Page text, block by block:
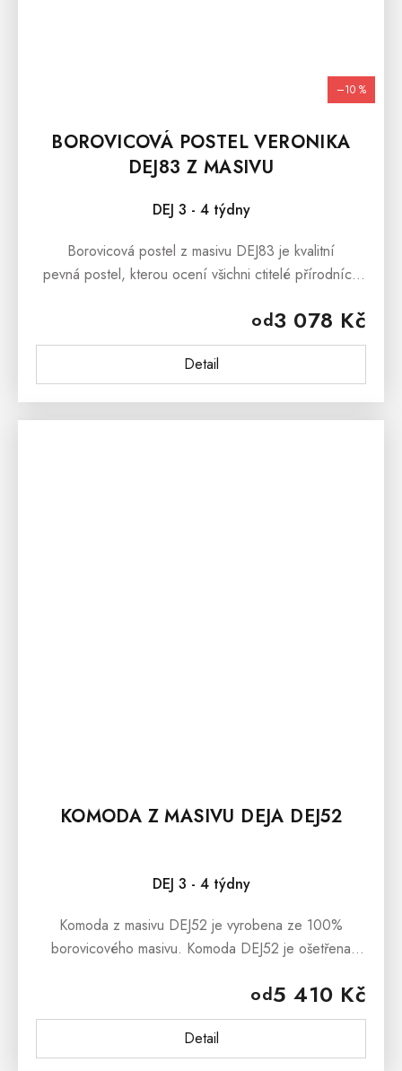
–10 %
BOROVICOVÁ POSTEL VERONIKA
DEJ83 Z MASIVU
DEJ 3 - 4 týdny
od3 078 Kč
Detail
Borovicová postel z masivu DEJ83 je kvalitní
pevná postel, kterou ocení všichni ctitelé přírodních
dřeva. Borovicová...
KOMODA Z MASIVU DEJA DEJ52
DEJ 3 - 4 týdny
od5 410 Kč
Detail
Komoda z masivu DEJ52 je vyrobena ze 100%
borovicového masivu. Komoda DEJ52 je ošetřena
jemným škrábancům. Komoda DEJ52 se...